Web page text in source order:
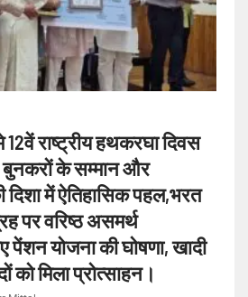
राष्ट्रीय हथकरघा दिवस
के सम्मान और
दिशा में ऐतिहासिक पहल,भरत
पर वरिष्ठ असमर्थ
पेंशन योजना की घोषणा, खादी
को मिला प्रोत्साहन।